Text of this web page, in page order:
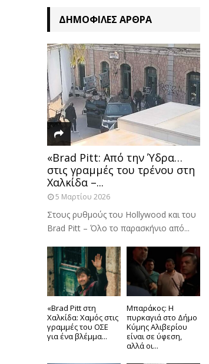
ΔΗΜΟΦΙΛΈΣ ΆΡΘΡΑ
«Brad Pitt: Από την Ύδρα…
στις γραμμές του τρένου στη
Χαλκίδα –...
5 Μαρτίου 2026
Στους ρυθμούς του Hollywood και του
Brad Pitt – Όλο το παρασκήνιο από...
«Brad Pitt στη
Χαλκίδα: Χαμός στις
γραμμές του ΟΣΕ
για ένα βλέμμα...
Μπαράκος: Η
πυρκαγιά στο Δήμο
Κύμης Αλιβερίου
είναι σε ύφεση,
αλλά οι...